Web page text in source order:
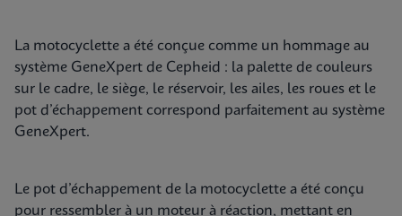
La motocyclette a été conçue comme un hommage au
système GeneXpert de Cepheid : la palette de couleurs
sur le cadre, le siège, le réservoir, les ailes, les roues et le
pot d’échappement correspond parfaitement au système
GeneXpert.
Le pot d’échappement de la motocyclette a été conçu
pour ressembler à un moteur à réaction, mettant en